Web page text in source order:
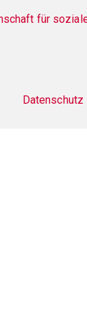
Datenschutz